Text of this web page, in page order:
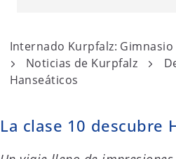
t
Internado Kurpfalz: Gimnasio
Noticias de Kurpfalz
Hanseáticos
La clase 10 descubre